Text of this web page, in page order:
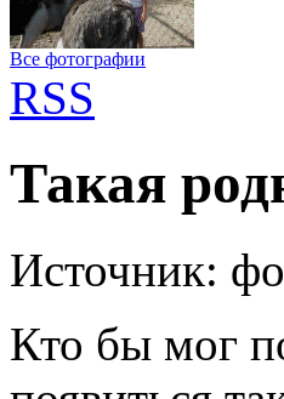
Все фотографии
RSS
Такая
Источник:
Кто бы мог